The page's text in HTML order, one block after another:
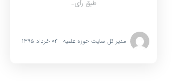
طبق رأی…
مدیر کل سایت حوزه علمیه ۰۴ خرداد ۱۳۹۵